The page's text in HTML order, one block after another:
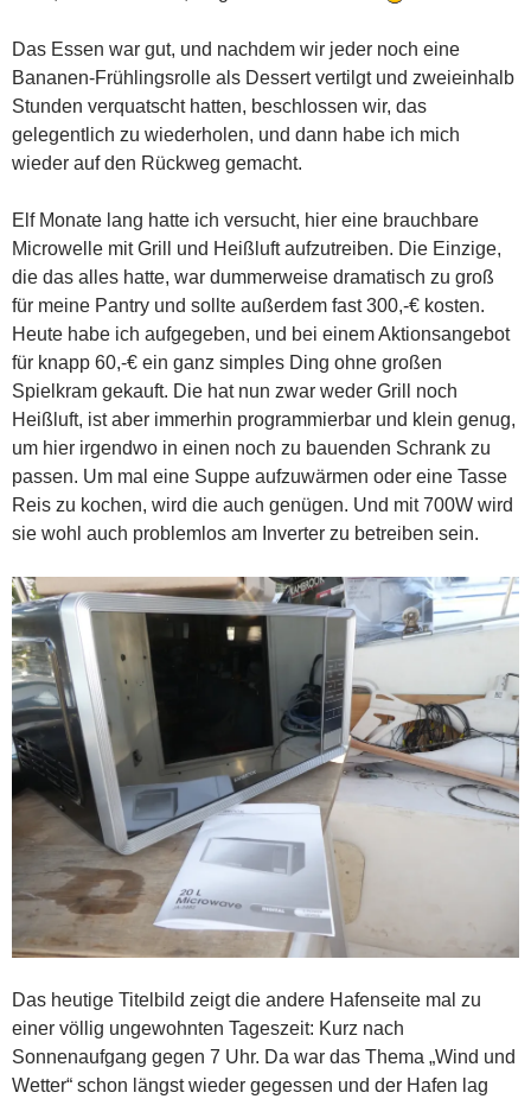
Das Essen war gut, und nachdem wir jeder noch eine
Bananen-Frühlingsrolle als Dessert vertilgt und zweieinhalb
Stunden verquatscht hatten, beschlossen wir, das
gelegentlich zu wiederholen, und dann habe ich mich
wieder auf den Rückweg gemacht.
Elf Monate lang hatte ich versucht, hier eine brauchbare
Microwelle mit Grill und Heißluft aufzutreiben. Die Einzige,
die das alles hatte, war dummerweise dramatisch zu groß
für meine Pantry und sollte außerdem fast 300,-€ kosten.
Heute habe ich aufgegeben, und bei einem Aktionsangebot
für knapp 60,-€ ein ganz simples Ding ohne großen
Spielkram gekauft. Die hat nun zwar weder Grill noch
Heißluft, ist aber immerhin programmierbar und klein genug,
um hier irgendwo in einen noch zu bauenden Schrank zu
passen. Um mal eine Suppe aufzuwärmen oder eine Tasse
Reis zu kochen, wird die auch genügen. Und mit 700W wird
sie wohl auch problemlos am Inverter zu betreiben sein.
Das heutige Titelbild zeigt die andere Hafenseite mal zu
einer völlig ungewohnten Tageszeit: Kurz nach
Sonnenaufgang gegen 7 Uhr. Da war das Thema „Wind und
Wetter“ schon längst wieder gegessen und der Hafen lag